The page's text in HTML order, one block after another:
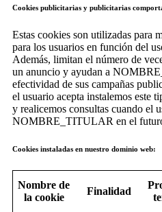
Cookies publicitarias y publicitarias
Estas cookies son utilizadas para
para los usuarios en función del
Además, limitan el número de
un anuncio y ayudan a
efectividad de sus campañas
el usuario acepta instalemos este
y realicemos consultas cuando el
NOMBRE_TITULAR en el
Cookies instaladas en nuestro dominio web:
Nombre de
la cookie
Finalidad